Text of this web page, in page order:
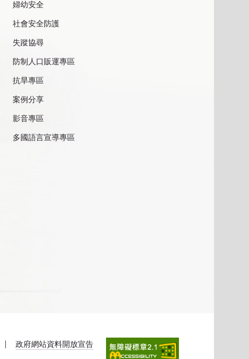
婦幼安全
社會安全防護
失蹤協尋
防制人口販運專區
抗旱專區
案例分享
影音專區
多國語言宣導專區
政府網站資料開放宣告